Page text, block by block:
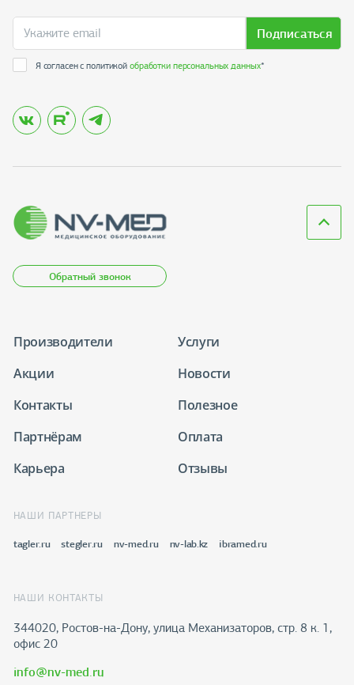
Подписаться
Я согласен с политикойобработки персональных данных*
Обратный звонок
Производители
Услуги
Акции
Новости
Контакты
Полезное
Партнёрам
Оплата
Карьера
Отзывы
НАШИ ПАРТНЕРЫ
tagler.ru stegler.ru nv-med.ru nv-lab.kz ibramed.ru
НАШИ КОНТАКТЫ
344020, Ростов-на-Дону​, улица Механизаторов, стр. 8 к. 1,
офис 20
info@nv-med.ru